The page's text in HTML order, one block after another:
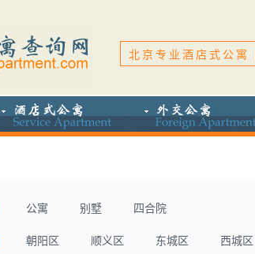
北京专业酒店式公
公寓 别墅 四合院
朝阳区 顺义区 东城区 西城区